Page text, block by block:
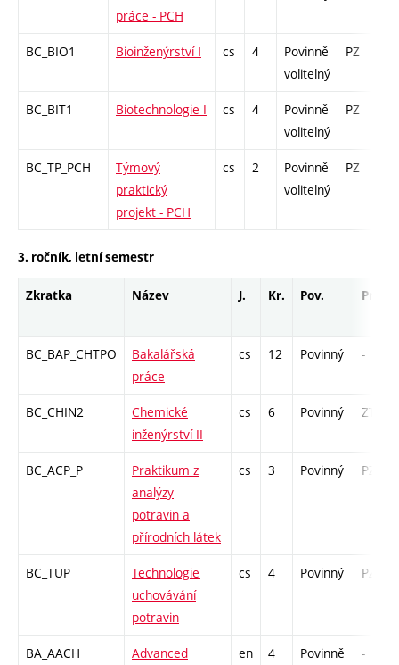
práce - PCH
BC_BIO1 Bioinženýrství I cs 4
Povinně
volitelný
PZ
BC_BIT1 Biotechnologie I cs 4
Povinně
volitelný
PZ
BC_TP_PCH
Týmový
praktický
projekt - PCH
cs 2
Povinně
volitelný
PZ
3. ročník, letní semestr
Zkratka Název J. Kr. Pov. Prof.
BC_BAP_CHTPO
Bakalářská
práce
cs 12 Povinný -
BC_CHIN2
Chemické
inženýrství II
cs 6 Povinný ZT
BC_ACP_P
Praktikum z
analýzy
potravin a
přírodních látek
cs 3 Povinný PZ
BC_TUP
Technologie
uchovávání
potravin
cs 4 Povinný PZ
BA_AACH
Advanced
en 4
Povinně
-